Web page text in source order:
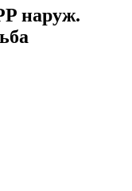
наруж.